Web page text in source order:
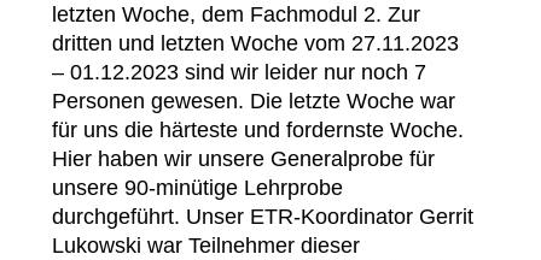
letzten Woche, dem Fachmodul 2. Zur
dritten und letzten Woche vom 27.11.2023
– 01.12.2023 sind wir leider nur noch 7
Personen gewesen. Die letzte Woche war
für uns die härteste und fordernste Woche.
Hier haben wir unsere Generalprobe für
unsere 90-minütige Lehrprobe
durchgeführt. Unser ETR-Koordinator Gerrit
Lukowski war Teilnehmer dieser